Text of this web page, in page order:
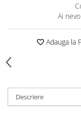
Ai
Adauga la
Descriere